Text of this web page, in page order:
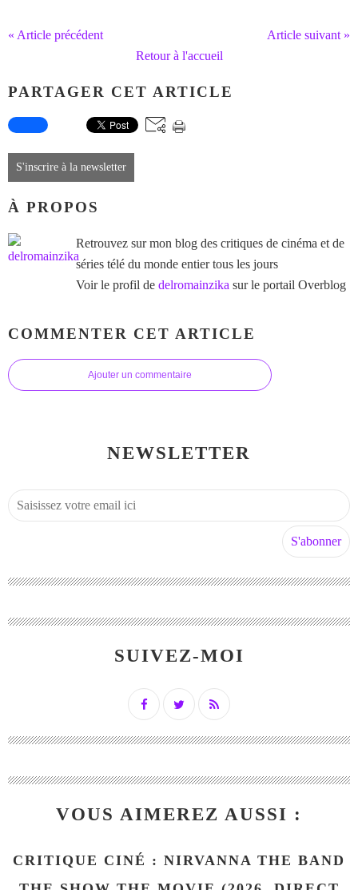
« Article précédent
Article suivant »
Retour à l'accueil
PARTAGER CET ARTICLE
S'inscrire à la newsletter
À PROPOS
Retrouvez sur mon blog des critiques de cinéma et de
séries télé du monde entier tous les jours
Voir le profil de delromainzika sur le portail Overblog
COMMENTER CET ARTICLE
Ajouter un commentaire
NEWSLETTER
SUIVEZ-MOI
VOUS AIMEREZ AUSSI :
CRITIQUE CINÉ : NIRVANNA THE BAND